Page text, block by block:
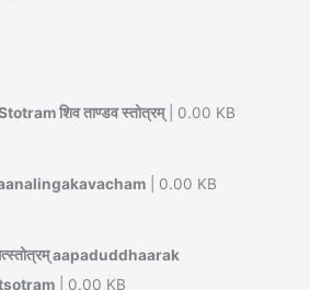
शिव ताण्डव स्तोत्रम्| 0.00 KB
| 0.00 KB
aapaduddhaarak
| 0.00 KB